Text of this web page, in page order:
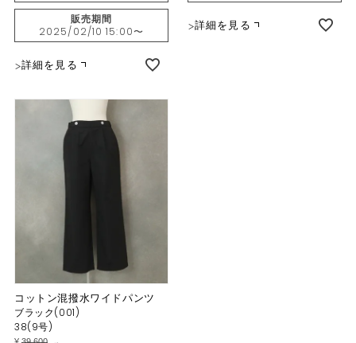
販売期間
2025/02/10 15:00〜
詳細を見る
詳細を見る
コットン混撥水ワイドパンツ
38(9号)
ブラック(001)